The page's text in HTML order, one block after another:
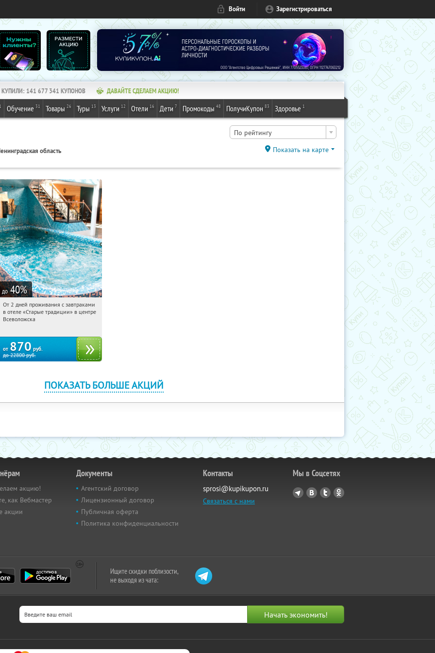
Войти Зарегистрироваться
КУПИЛИ: 141 677 341 КУПОНОВ ДАВАЙТЕ СДЕЛАЕМ АКЦИЮ!
1 Обучение 31 Товары 26 Туры 13 Услуги 12 Отели 16 Дети 7 Промокоды 48 ПолучиКупон 83 Здоровье 1
По рейтингу
область Показать на карте
до 40%
04:22:32 Купили:123
Ленинградская обл., г. Всеволожск, ул.
От 2 дней проживания с завтраками
в отеле «Старые традиции» в центре
Всеволожска
от 870 руб.
до22800руб.
ПОКАЗАТЬ БОЛЬШЕ АКЦИЙ
акцию!
как Вебмастер
акции
Документы
Агентский договор
Лицензионный договор
Публичная оферта
Политика конфиденциальности
Контакты
sprosi@kupikupon.ru
Связаться с нами
Мы в Соцсетях
Ищите скидки поблизости,
не выходя из чата: